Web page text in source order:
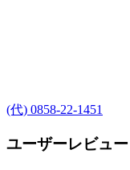
(代) 0858-22-1451
ユーザーレビュー